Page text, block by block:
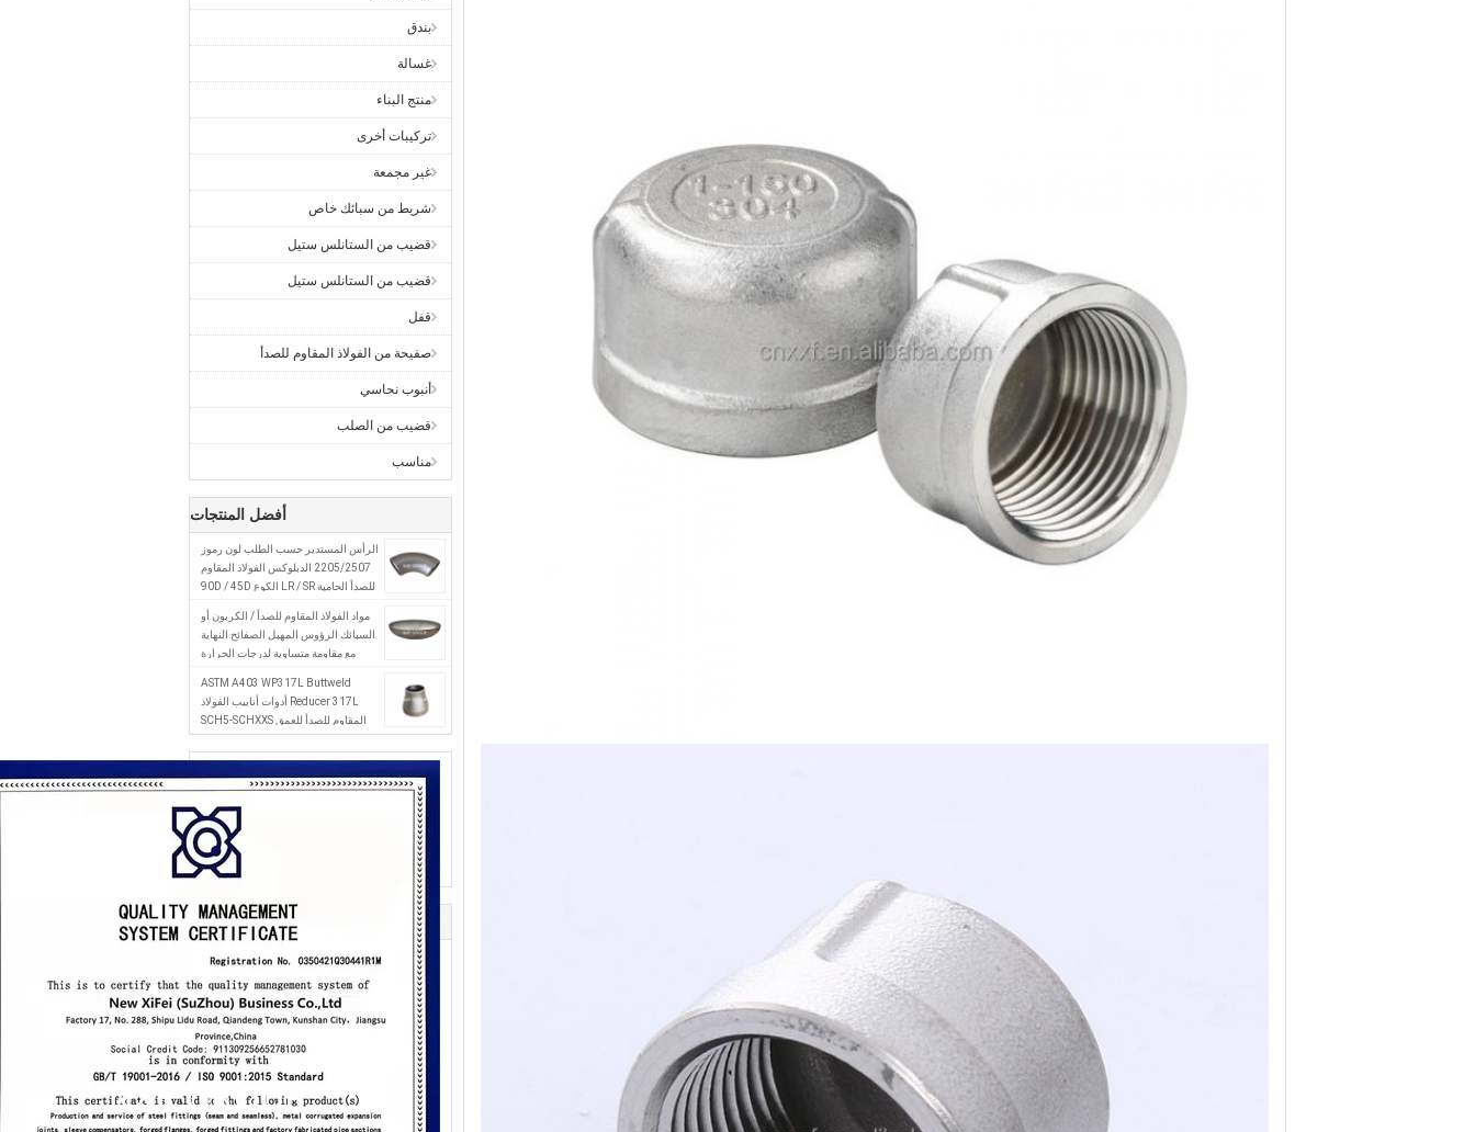
بندق
غسالة
منتج البناء
تركيبات أخرى
غير مجمعة
شريط من سبائك خاص
قضيب من الستانلس ستيل
قضيب من الستانلس ستيل
قفل
صفيحة من الفولاذ المقاوم للصدأ
أنبوب نحاسي
قضيب من الصلب
مناسب
أفضل المنتجات
الرأس المستدير حسب الطلب لون رموز
2205/2507 الدبلوكس الفولاذ المقاوم
للصدأ الحامية LR / SR الكوع 90D / 45D
مواد الفولاذ المقاوم للصدأ / الكربون أو
السبائك الرؤوس المهبل الصفائح النهاية
مع مقاومة متساوية لدرجات الحرارة
ASTM A403 WP317L Buttweld
Reducer 317L أدوات أنابيب الفولاذ
المقاوم للصدأ للعمق SCH5-SCHXXS
والاتصال باللحام